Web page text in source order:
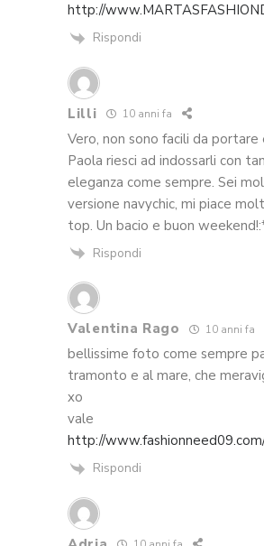
http://
Rispondi
Lilli 10 anni fa
Vero, non sono facili da
Paola riesci ad indossarli con
eleganza come sempre. Sei
versione navychic, mi piace
top. Un bacio e buon
Rispondi
Valentina Rago 10 anni fa
bellissime foto come sempre
tramonto e al mare, che
xo
vale
http://
Rispondi